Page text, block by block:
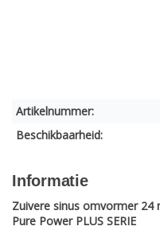
Artikelnummer:
Beschikbaarheid:
Informatie
Zuivere sinus omvormer
Pure Power PLUS SERIE